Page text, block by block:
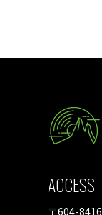
ACCESS
〒604-8416